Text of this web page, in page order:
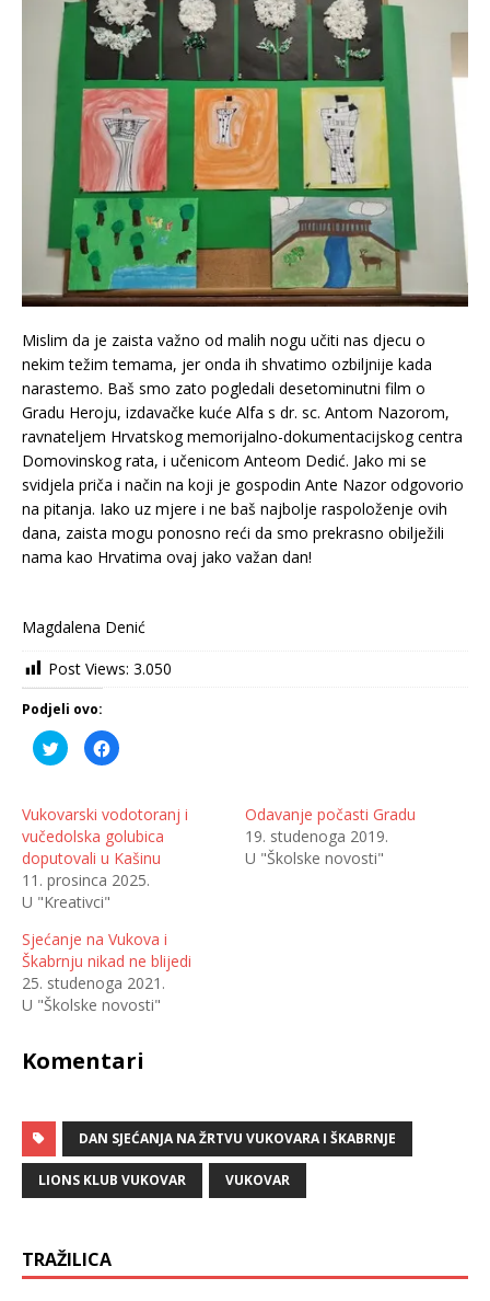
Mislim da je zaista važno od malih nogu učiti nas djecu o
nekim težim temama, jer onda ih shvatimo ozbiljnije kada
narastemo. Baš smo zato pogledali desetominutni film o
Gradu Heroju, izdavačke kuće Alfa s dr. sc. Antom Nazorom,
ravnateljem Hrvatskog memorijalno-dokumentacijskog centra
Domovinskog rata, i učenicom Anteom Dedić. Jako mi se
svidjela priča i način na koji je gospodin Ante Nazor odgovorio
na pitanja. Iako uz mjere i ne baš najbolje raspoloženje ovih
dana, zaista mogu ponosno reći da smo prekrasno obilježili
nama kao Hrvatima ovaj jako važan dan!
Magdalena Denić
Post Views: 3.050
Podjeli ovo:
P
o
e
l
i
a
T
w
i
e
r
u
(
O
t
a
s
o
m
p
r
o
u
)
K
l
m
p
o
d
j
e
e
n
a
F
a
c
o
k
t
v
a
r
a
s
e
m
Vukovarski vodotoranj i
vučedolska golubica
doputovali u Kašinu
11. prosinca 2025.
U "Kreativci"
Odavanje počasti Gradu
19. studenoga 2019.
U "Školske novosti"
Sjećanje na Vukova i
Škabrnju nikad ne blijedi
25. studenoga 2021.
U "Školske novosti"
Komentari
DAN SJEĆANJA NA ŽRTVU VUKOVARA I ŠKABRNJE
LIONS KLUB VUKOVAR VUKOVAR
TRAŽILICA